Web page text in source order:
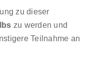
zu dieser
zu werden und
Teilnahme an